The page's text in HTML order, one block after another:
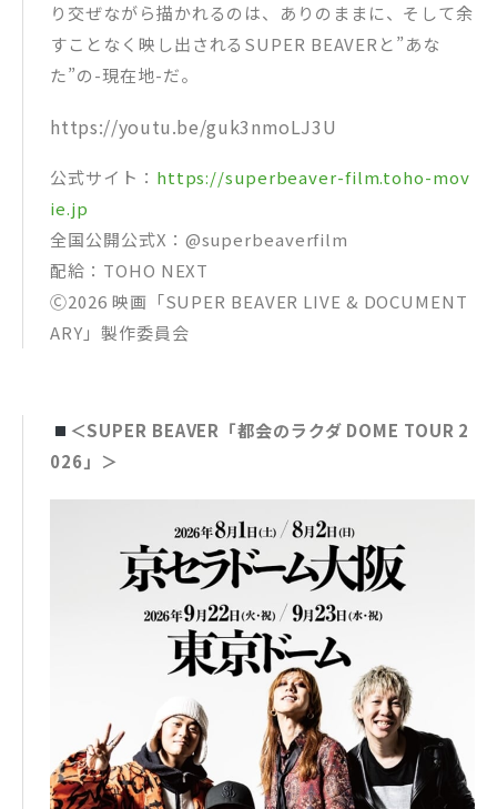
り交ぜながら描かれるのは、ありのままに、そして余
すことなく映し出されるSUPER BEAVERと”あな
た”の-現在地-だ。
https://youtu.be/guk3nmoLJ3U
公式サイト： https://superbeaver-film.toho-mov
ie.jp
全国公開公式X：@superbeaverfilm
配給：TOHO NEXT
Ⓒ2026 映画「SUPER BEAVER LIVE & DOCUMENT
ARY」製作委員会
＜SUPER BEAVER「都会のラクダ DOME TOUR 2
026」＞